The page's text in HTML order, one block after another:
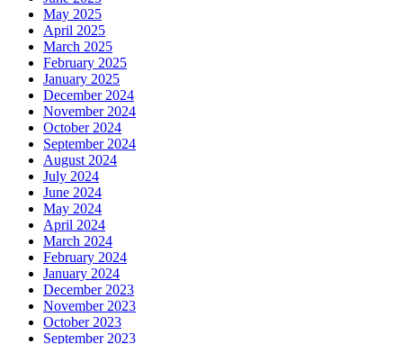
May 2025
April 2025
March 2025
February 2025
January 2025
December 2024
November 2024
October 2024
September 2024
August 2024
July 2024
June 2024
May 2024
April 2024
March 2024
February 2024
January 2024
December 2023
November 2023
October 2023
September 2023